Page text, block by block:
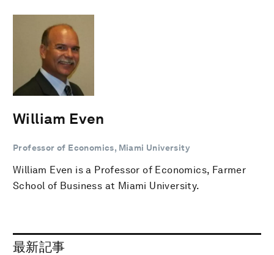
William Even
Professor of Economics, Miami University
William Even is a Professor of Economics, Farmer
School of Business at Miami University.
最新記事